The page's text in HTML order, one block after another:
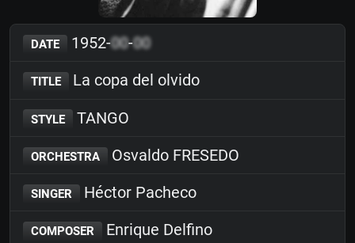
DATE 1952-00-00
TITLE La copa del olvido
STYLE TANGO
ORCHESTRA Osvaldo FRESEDO
SINGER Héctor Pacheco
COMPOSER Enrique Delfino